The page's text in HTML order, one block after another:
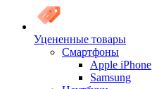
Уцененные товары
Cмартфоны
Apple iPhone
Samsung